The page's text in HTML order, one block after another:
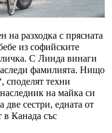
на разходка с прясната
из софийските
С Линда винаги
фамилията. Нищо
споделят техни
на майка си
сестри, едната от
в Канада със